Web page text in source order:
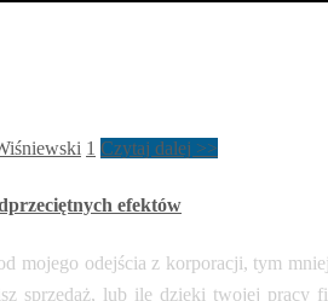
1 Czytaj dalej >>
efektów
mojego odejścia z korporacji, tym
sprzedaż, lub ile dzięki twojej pracy